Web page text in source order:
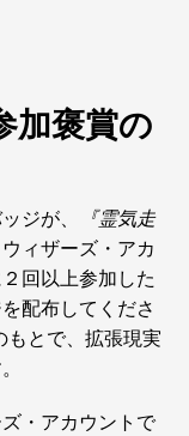
加褒賞の
ジが、
『霊気走
ィザーズ・アカ
回以上参加した
配布してくださ
とで、拡張現実
・アカウントで